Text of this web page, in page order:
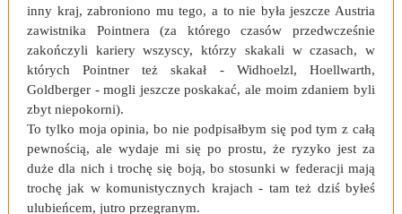
inny kraj, zabroniono mu tego, a to nie była jeszcze Austria
zawistnika Pointnera (za którego czasów przedwcześnie
zakończyli kariery wszyscy, którzy skakali w czasach, w
których Pointner też skakał - Widhoelzl, Hoellwarth,
Goldberger - mogli jeszcze poskakać, ale moim zdaniem byli
zbyt niepokorni).
To tylko moja opinia, bo nie podpisałbym się pod tym z całą
pewnością, ale wydaje mi się po prostu, że ryzyko jest za
duże dla nich i trochę się boją, bo stosunki w federacji mają
trochę jak w komunistycznych krajach - tam też dziś byłeś
ulubieńcem, jutro przegranym.